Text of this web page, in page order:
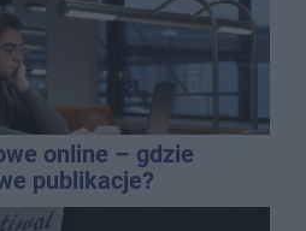
online – gdzie
publikacje?